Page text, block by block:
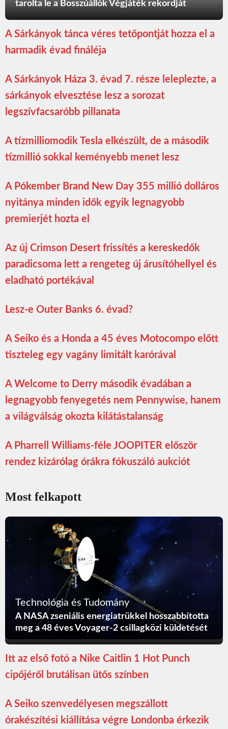
tarolta le a Bosszúállók Végjáték rekordját
A Sárkányok tánca véres tetőpontját hozza el a
harmadik évad fináléja
A Sárkányok Háza 3. évad 7. része leleplezte, a
sárkányok elvesztése lesz a sorozat
legszívfacsaróbb pillanata
A tízmilliomodik Tesla elkészült, de a második
tízmillió sokkal keményebb menet lesz
A Pókember Brand New Day 355 millió dolláros
nyitánya minden idők egyik legnagyobb
premierjét hozta el
Az új Crimson Desert frissítés a kereskedők
paradicsoma lett a rengeteg új árusítóhellyel és
eladható portékával
Lesz-e Outer Banks 6. évad?
A Seiko és a Honda a 45 éves Motocompo előtt
tiszteleg egy vagány limitált karórával
A Welcome to Derry második évadában a
legnagyobb fenyegetés nem Pennywise, hanem
a világválság okozta kilátástalanság
A Pharrell Williams-féle JOOPITER először
rendez kizárólag órákra fókuszáló aukciót
Most felkapott
Technológia és Tudomány
A NASA zseniális energiatrükkel hosszabbította
meg a 48 éves Voyager-2 csillagközi küldetését
Itt az első fotó a Nike Caitlin 1 Hot Punch
cipőjéről brutálisan ütős színben
A Seiko szenvedélyesen megszállott
órakészítési kiállítása végre Londonba érkezik